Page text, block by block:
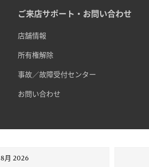
ご来店サポート・お問い合わせ
店舗情報
所有権解除
事故／故障受付センター
お問い合わせ
8月 2026